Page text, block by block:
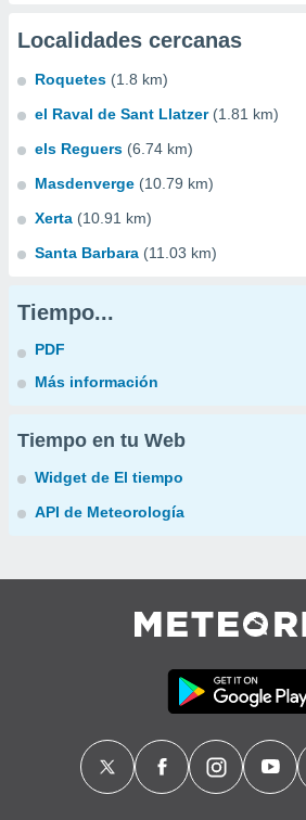
Localidades cercanas
Roquetes (1.8 km)
el Raval de Sant Llatzer (1.81 km)
els Reguers (6.74 km)
Masdenverge (10.79 km)
Xerta (10.91 km)
Santa Barbara (11.03 km)
Tiempo...
PDF
Más información
Tiempo en tu Web
Widget de El tiempo
API de Meteorología